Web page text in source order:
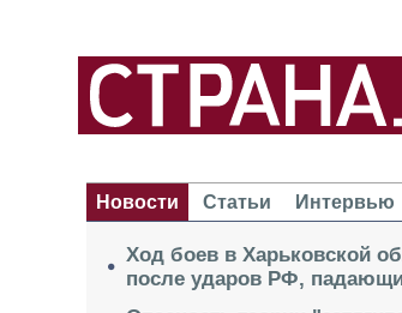
Новости
Статьи Интервью
Ход боев в Харьковской
после ударов РФ,